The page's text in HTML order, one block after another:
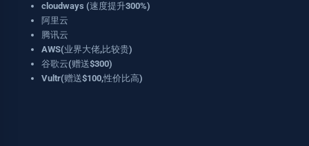
cloudways (速度提升300%)
阿里云
腾讯云
AWS(业界大佬,比较贵)
谷歌云(赠送$300)
Vultr(赠送$100,性价比高)